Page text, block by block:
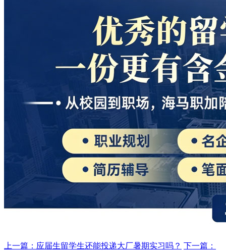
上一篇：应届生留学生还能投递大厂暑期实习吗？ 下一篇：